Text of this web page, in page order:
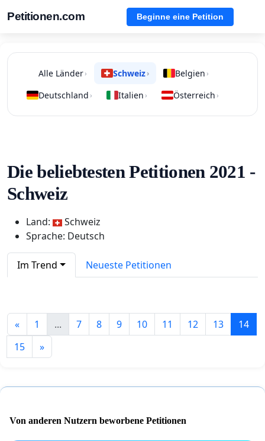
Petitionen.com Beginne eine Petition
Alle Länder› Schweiz› Belgien ›
Deutschland › Italien › Österreich ›
Die beliebtesten Petitionen 2021 -
Schweiz
Land:
Schweiz
Sprache: Deutsch
Im Trend Neueste Petitionen
« 1 ... 7 8 9 10 11 12 13
14
15
»
Von anderen Nutzern beworbene Petitionen